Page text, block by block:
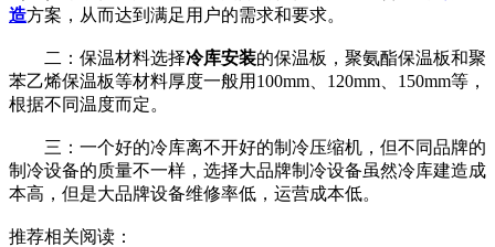
造方案，从而达到满足用户的需求和要求。
二：保温材料选择冷库安装的保温板，聚氨酯保温板和聚
苯乙烯保温板等材料厚度一般用100mm、120mm、150mm等，
根据不同温度而定。
三：一个好的冷库离不开好的制冷压缩机，但不同品牌的
制冷设备的质量不一样，选择大品牌制冷设备虽然冷库建造成
本高，但是大品牌设备维修率低，运营成本低。
推荐相关阅读：